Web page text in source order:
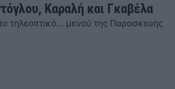
Καραλή και Γκαβέλα
τηλεοπτικό… μενού της Παρασκευής